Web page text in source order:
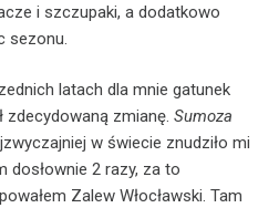
i szczupaki, a dodatkowo
sezonu.
latach dla mnie gatunek
zdecydowaną zmianę. Sumoza
w świecie znudziło mi
dosłownie 2 razy, za to
Zalew Włocławski. Tam